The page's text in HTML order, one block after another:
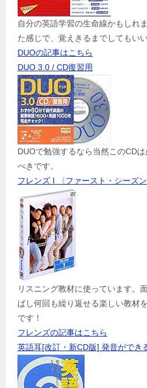
自分の英語学習の生命線かもしれ
た感じで、覚えきるまでしてもい
DUOの記事はこちら
DUO 3.0 / CD復習用
DUOで勉強するなら当然このCD
べきです。
フレンズ I 〈ファースト・シーズ
リスニング教材に使っています。
ぱし何回も繰り返せる楽しい教材
です！
フレンズの記事はこちら
英語耳[改訂・新CD版] 発音ができ